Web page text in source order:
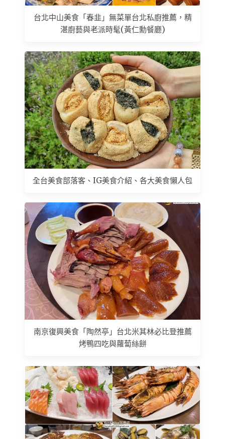
台北中山美食「春韭」無菜單台北私廚推薦，精
湛廚藝與老派時髦(黃仁勳餐廳)
全台美食部落客、IG美食介紹、各大美食懶人包
南京復興美食「陶然亭」台北米其林必比登推薦
烤鴨四吃與蘿蔔絲餅